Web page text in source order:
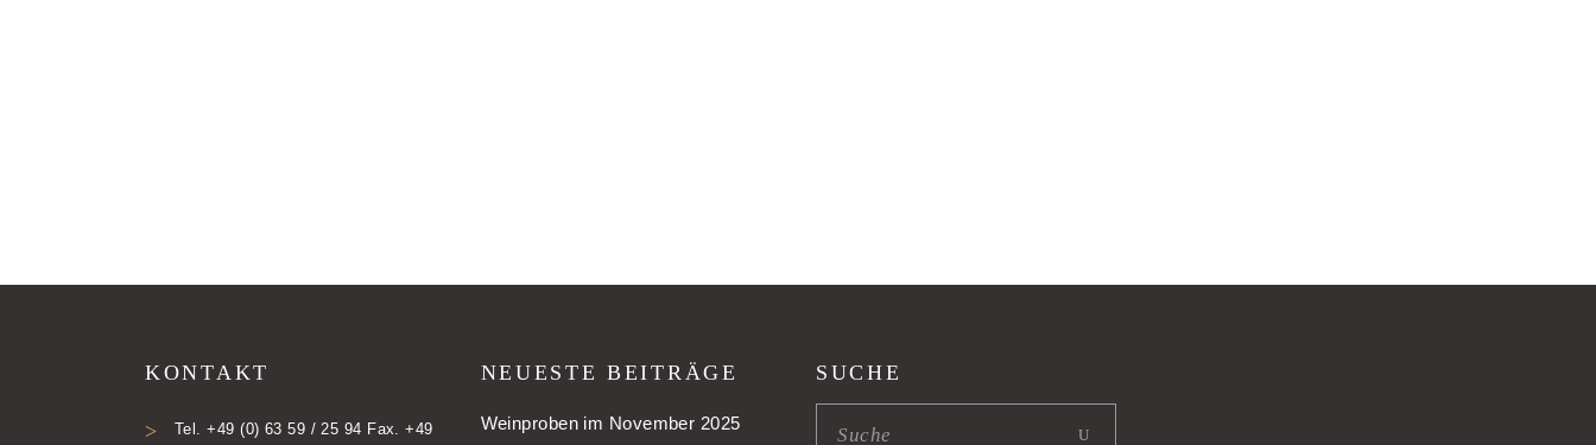
KONTAKT
Tel. +49 (0) 63 59 / 25 94 Fax. +49
NEUESTE BEITRÄGE
Weinproben im November 2025
SUCHE